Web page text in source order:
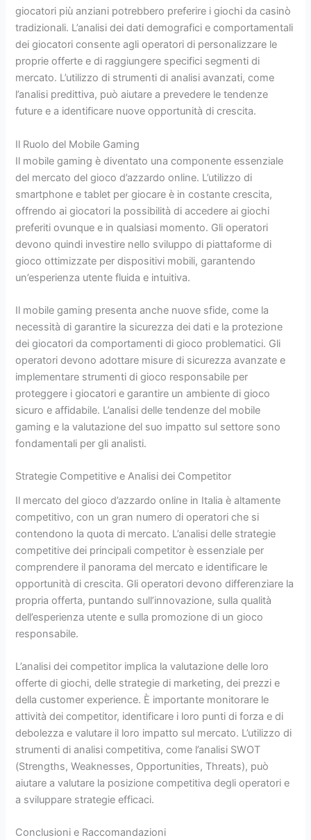
giocatori più anziani potrebbero preferire i giochi da casinò
tradizionali. L’analisi dei dati demografici e comportamentali
dei giocatori consente agli operatori di personalizzare le
proprie offerte e di raggiungere specifici segmenti di
mercato. L’utilizzo di strumenti di analisi avanzati, come
l’analisi predittiva, può aiutare a prevedere le tendenze
future e a identificare nuove opportunità di crescita.
Il Ruolo del Mobile Gaming
Il mobile gaming è diventato una componente essenziale
del mercato del gioco d’azzardo online. L’utilizzo di
smartphone e tablet per giocare è in costante crescita,
offrendo ai giocatori la possibilità di accedere ai giochi
preferiti ovunque e in qualsiasi momento. Gli operatori
devono quindi investire nello sviluppo di piattaforme di
gioco ottimizzate per dispositivi mobili, garantendo
un’esperienza utente fluida e intuitiva.
Il mobile gaming presenta anche nuove sfide, come la
necessità di garantire la sicurezza dei dati e la protezione
dei giocatori da comportamenti di gioco problematici. Gli
operatori devono adottare misure di sicurezza avanzate e
implementare strumenti di gioco responsabile per
proteggere i giocatori e garantire un ambiente di gioco
sicuro e affidabile. L’analisi delle tendenze del mobile
gaming e la valutazione del suo impatto sul settore sono
fondamentali per gli analisti.
Strategie Competitive e Analisi dei Competitor
Il mercato del gioco d’azzardo online in Italia è altamente
competitivo, con un gran numero di operatori che si
contendono la quota di mercato. L’analisi delle strategie
competitive dei principali competitor è essenziale per
comprendere il panorama del mercato e identificare le
opportunità di crescita. Gli operatori devono differenziare la
propria offerta, puntando sull’innovazione, sulla qualità
dell’esperienza utente e sulla promozione di un gioco
responsabile.
L’analisi dei competitor implica la valutazione delle loro
offerte di giochi, delle strategie di marketing, dei prezzi e
della customer experience. È importante monitorare le
attività dei competitor, identificare i loro punti di forza e di
debolezza e valutare il loro impatto sul mercato. L’utilizzo di
strumenti di analisi competitiva, come l’analisi SWOT
(Strengths, Weaknesses, Opportunities, Threats), può
aiutare a valutare la posizione competitiva degli operatori e
a sviluppare strategie efficaci.
Conclusioni e Raccomandazioni